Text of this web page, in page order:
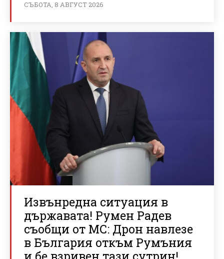
СЪБОТА, 8 АВГУСТ 2026
Извънредна ситуация в
държавата! Румен Радев
съобщи от МС: Дрон навлезе
в България откъм Румъния
и бе взривен тази сутрин!